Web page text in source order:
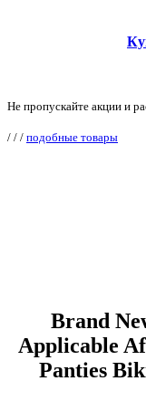
Не пропускайте акции и
/ / / подобные товары
Brand
Applicable
Panties